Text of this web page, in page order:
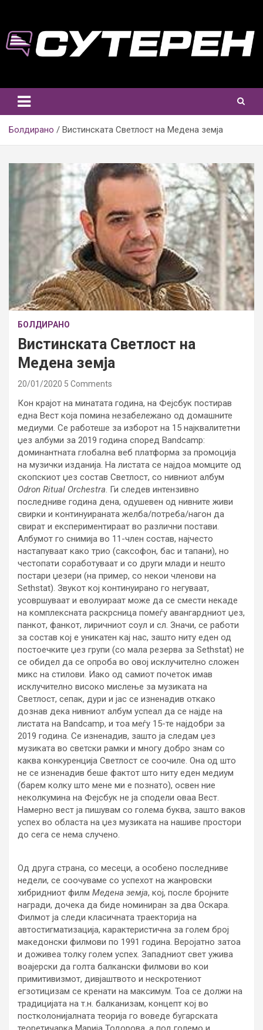
content
Болдирано Вистинската Светлост на Медена земја
БОЛДИРАНО
Вистинската Светлост на
Медена земја
20/01/2020 5 Comments
Кон крајот на минатата година, на Фејсбук постирав
една Вест која помина незабележано од домашните
медиуми. Се работеше за изборот на 15 најквалитетни
џез албуми за 2019 година според Bandcamp:
доминантната глобална веб платформа за промоција
на музички изданија. На листата се најдоа момците од
скопскиот џез состав Светлост, со нивниот албум
Odron Ritual Orchestra. Ги следев интензивно
последниве година дена, одушевен од нивните живи
свирки и континуираната желба/потреба/нагон да
свират и експериментираат во различни постави.
Албумот го снимија во 11-член состав, најчесто
настапуваат како трио (саксофон, бас и тапани), но
честопати соработуваат и со други млади и нешто
постари џезери (на пример, со некои членови на
Sethstat). Звукот кој континуирано го негуваат,
усовршуваат и еволуираат може да се смести некаде
на комплексната раскрсница помеѓу авангардниот џез,
панкот, фанкот, лиричниот соул и сл. Значи, се работи
за состав кој е уникатен кај нас, зашто ниту еден од
постоечките џез групи (со мала резерва за Sethstat) не
се обидел да се опроба во овој исклучително сложен
микс на стилови. Иако од самиот почеток имав
исклучително високо мислење за музиката на
Светлост, сепак, дури и јас се изненадив откако
дознав дека нивниот албум успеал да се најде на
листата на Bandcamp, и тоа меѓу 15-те најдобри за
2019 година. Се изненадив, зашто ја следам џез
музиката во светски рамки и многу добро знам со
каква конкуренција Светлост се соочиле. Она од што
не се изненадив беше фактот што ниту еден медиум
(барем колку што мене ми е познато), освен ние
неколкумина на Фејсбук не ја сподели оваа Вест.
Намерно вест ја пишувам со голема буква, зашто ваков
успех во областа на џез музиката на нашиве простори
до сега се нема случено.
Од друга страна, со месеци, а особено последниве
недели, се соочуваме со успехот на жанровски
хибридниот филм Медена земја, кој, после бројните
награди, дочека да биде номиниран за два Оскара.
Филмот ја следи класичната траекторија на
автостигматизација, карактеристична за голем број
македонски филмови по 1991 година. Веројатно затоа
и доживеа толку голем успех. Западниот свет ужива
воајерски да голта балкански филмови во кои
примитивизмот, дивјаштвото и нескротениот
егзотицизам се кренати на максимум. Тоа се должи на
традицијата на т.н. балканизам, концепт кој во
постколонијалната теорија го воведе бугарската